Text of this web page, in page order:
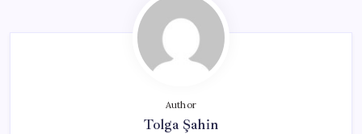
Author
Tolga Şahin